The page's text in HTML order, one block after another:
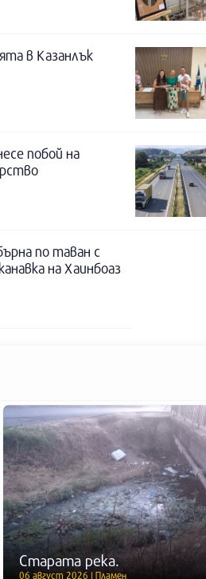
в Казанлък
побой на
по таван с
на Хаинбоаз
Старата река.
06 август 2026 | Пламен